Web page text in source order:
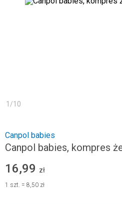
1 /10
Canpol babies
Canpol babies, kompres
16,99 zł
1 szt. = 8,50 zł